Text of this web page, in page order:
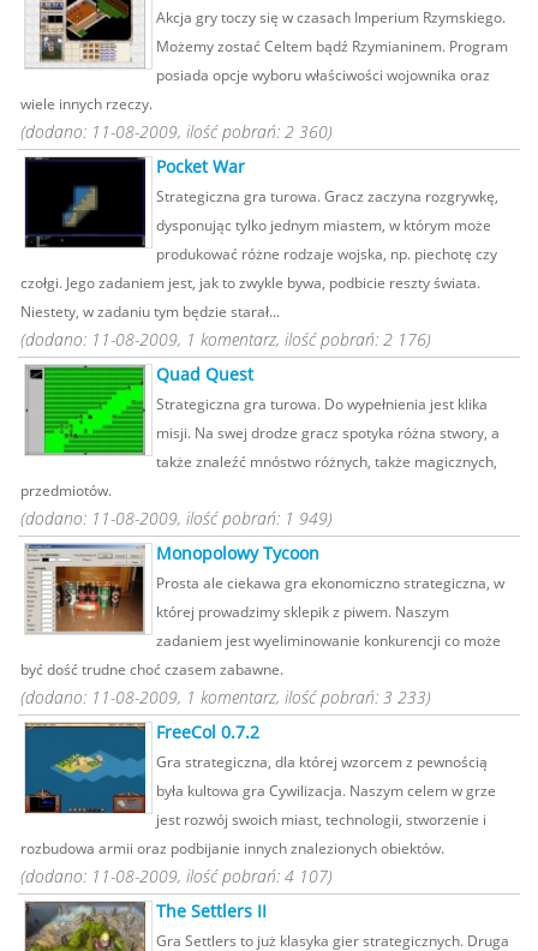
Akcja gry toczy się w czasach Imperium Rzymskiego.
Możemy zostać Celtem bądź Rzymianinem. Program
posiada opcje wyboru właściwości wojownika oraz
wiele innych rzeczy.
(dodano: 11-08-2009, ilość pobrań: 2 360)
Pocket War
Strategiczna gra turowa. Gracz zaczyna rozgrywkę,
dysponując tylko jednym miastem, w którym może
produkować różne rodzaje wojska, np. piechotę czy
czołgi. Jego zadaniem jest, jak to zwykle bywa, podbicie reszty świata.
Niestety, w zadaniu tym będzie starał...
(dodano: 11-08-2009, 1 komentarz, ilość pobrań: 2 176)
Quad Quest
Strategiczna gra turowa. Do wypełnienia jest klika
misji. Na swej drodze gracz spotyka różna stwory, a
także znaleźć mnóstwo różnych, także magicznych,
przedmiotów.
(dodano: 11-08-2009, ilość pobrań: 1 949)
Monopolowy Tycoon
Prosta ale ciekawa gra ekonomiczno strategiczna, w
której prowadzimy sklepik z piwem. Naszym
zadaniem jest wyeliminowanie konkurencji co może
być dość trudne choć czasem zabawne.
(dodano: 11-08-2009, 1 komentarz, ilość pobrań: 3 233)
FreeCol 0.7.2
Gra strategiczna, dla której wzorcem z pewnością
była kultowa gra Cywilizacja. Naszym celem w grze
jest rozwój swoich miast, technologii, stworzenie i
rozbudowa armii oraz podbijanie innych znalezionych obiektów.
(dodano: 11-08-2009, ilość pobrań: 4 107)
The Settlers II
Gra Settlers to już klasyka gier strategicznych. Druga